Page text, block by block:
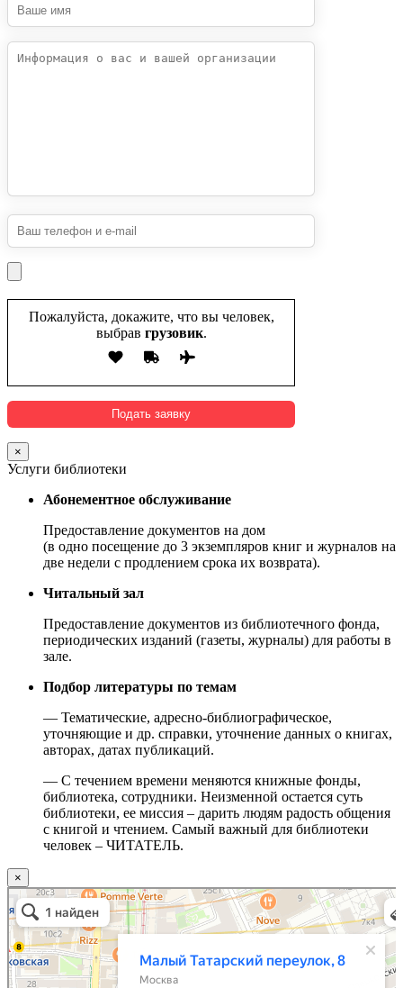
Пожалуйста, докажите, что вы человек,
выбрав грузовик.
×
Услуги библиотеки
Абонементное обслуживание
Предоставление документов на дом
(в одно посещение до 3 экземпляров книг и журналов на
две недели с продлением срока их возврата).
Читальный зал
Предоставление документов из библиотечного фонда,
периодических изданий (газеты, журналы) для работы в
зале.
Подбор литературы по темам
— Тематические, адресно-библиографическое,
уточняющие и др. справки, уточнение данных о книгах,
авторах, датах публикаций.
— С течением времени меняются книжные фонды,
библиотека, сотрудники. Неизменной остается суть
библиотеки, ее миссия – дарить людям радость общения
с книгой и чтением. Самый важный для библиотеки
человек – ЧИТАТЕЛЬ.
×
Москва
Малый Татарский переулок, 8 на карте Москвы, ближайшее метро Новокузнецкая —
Яндекс.Карты